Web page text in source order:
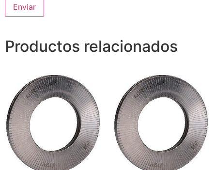
Productos relacionados